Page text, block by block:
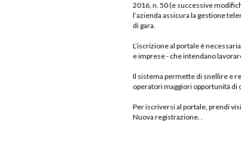
2016, n. 50 (e successive
l’azienda assicura la gestione
di gara.
L’iscrizione al portale è
e imprese - che intendano
Il sistema permette di snellire e
operatori maggiori opportunità di
Per iscriversi al portale, prendi
Nuova registrazione. .